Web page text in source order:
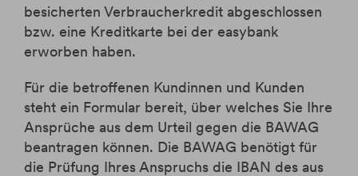
besicherten Verbraucherkredit abgeschlossen
bzw. eine Kreditkarte bei der easybank
erworben haben.
Für die betroffenen Kundinnen und Kunden
steht ein Formular bereit, über welches Sie Ihre
Ansprüche aus dem Urteil gegen die BAWAG
beantragen können. Die BAWAG benötigt für
die Prüfung Ihres Anspruchs die IBAN des aus